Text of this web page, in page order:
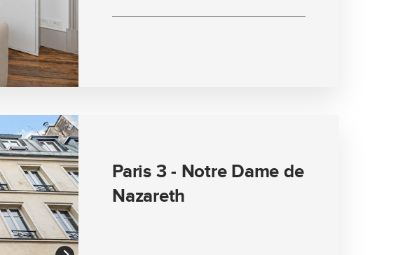
Paris 3 - Notre Dame de
Nazareth